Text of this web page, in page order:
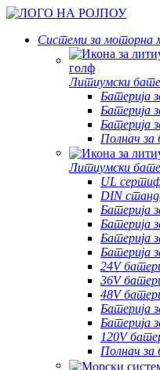
Системи за моторна
Литиумски
Батерија
Батерија
Батерија
Полнач за
Литиумски
UL
DIN
Батерија
Батерија
Батерија
Батерија
24V
36V
48V
Батерија
Батерија
120V
Полнач за